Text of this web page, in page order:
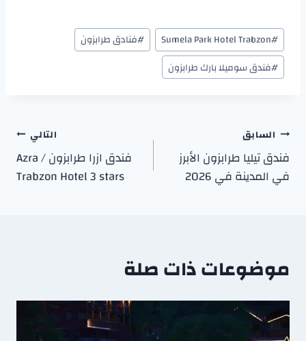
#
Sumela Park Hotel Trabzon
#فنادق طرابزون
#فندق سوميلا بارك طرابزون
السابق
فندق تيليا طرابزون الأبرز
في المدينة في 2026
التالي
فندق ازرا طرابزون / Azra
Trabzon Hotel 3 stars
موضوعات ذات صلة